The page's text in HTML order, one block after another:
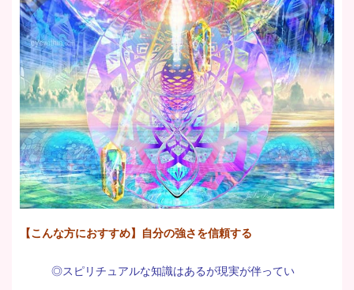
【こんな方におすすめ】自分の強さを信頼する
◎スピリチュアルな知識はあるが現実が伴ってい